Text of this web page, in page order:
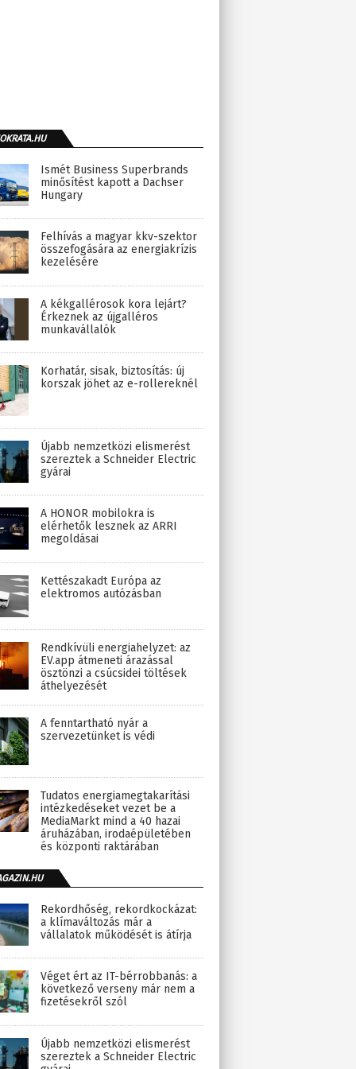
Ismét Business Superbrands
minősítést kapott a Dachser
Hungary
Felhívás a magyar kkv-szektor
összefogására az energiakrízis
kezelésére
A kékgallérosok kora lejárt?
Érkeznek az újgalléros
munkavállalók
Korhatár, sisak, biztosítás: új
korszak jöhet az e-rollereknél
Újabb nemzetközi elismerést
szereztek a Schneider Electric
gyárai
A HONOR mobilokra is
elérhetők lesznek az ARRI
megoldásai
Kettészakadt Európa az
elektromos autózásban
Rendkívüli energiahelyzet: az
EV.app átmeneti árazással
ösztönzi a csúcsidei töltések
áthelyezését
A fenntartható nyár a
szervezetünket is védi
Tudatos energiamegtakarítási
intézkedéseket vezet be a
MediaMarkt mind a 40 hazai
áruházában, irodaépületében
és központi raktárában
Rekordhőség, rekordkockázat:
a klímaváltozás már a
vállalatok működését is átírja
Véget ért az IT-bérrobbanás: a
következő verseny már nem a
fizetésekről szól
Újabb nemzetközi elismerést
szereztek a Schneider Electric